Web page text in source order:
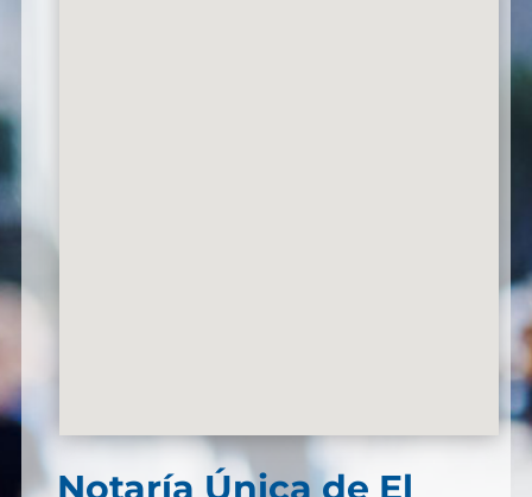
Notaría Única de El